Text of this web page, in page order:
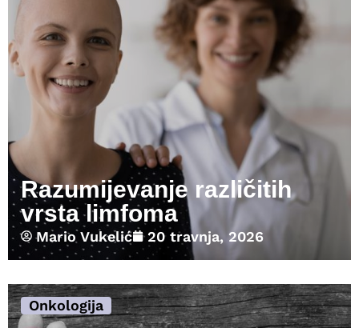
Razumijevanje različitih
vrsta limfoma
Mario Vukelić 20 travnja, 2026
Onkologija